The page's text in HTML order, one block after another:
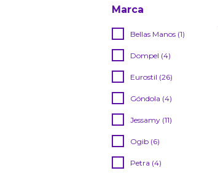
Marca
Bellas Manos (1)
Dompel (4)
Eurostil (26)
Góndola (4)
Jessamy (11)
Ogib (6)
Petra (4)